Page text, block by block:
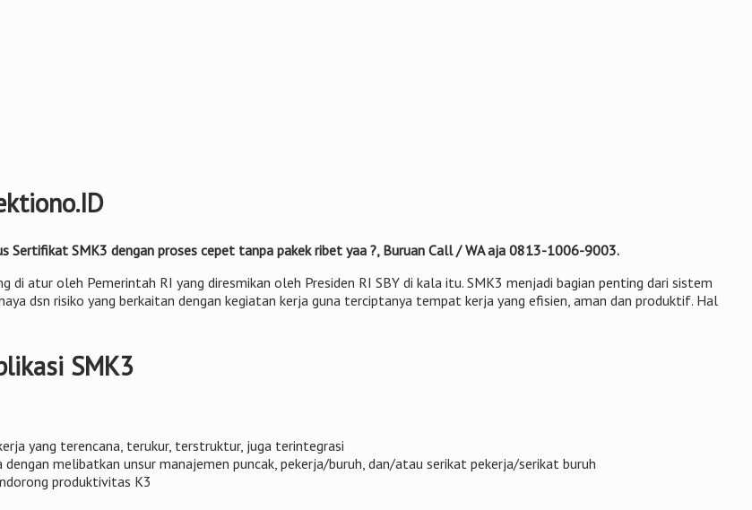
Sertifikat SMK3 dengan proses cepet tanpa pakek ribet yaa ?, Buruan Call / WA aja 0813-1006-9003.
di atur oleh Pemerintah RI yang diresmikan oleh Presiden RI SBY di kala itu. SMK3 menjadi bagian penting dari sistem
dsn risiko yang berkaitan dengan kegiatan kerja guna terciptanya tempat kerja yang efisien, aman dan produktif. Hal
SMK3
yang terencana, terukur, terstruktur, juga terintegrasi
melibatkan unsur manajemen puncak, pekerja/buruh, dan/atau serikat pekerja/serikat buruh
produktivitas K3